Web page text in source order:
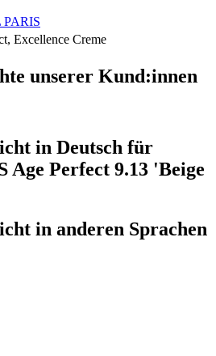
Excellence Creme
unserer Kund:innen
in Deutsch für
Perfect 9.13 'Beige
in anderen Sprachen